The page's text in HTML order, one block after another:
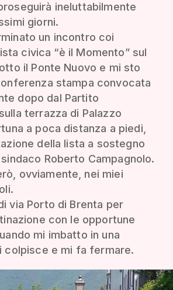
ineluttabilmente
giorni.
un incontro coi
civica “è il Momento” sul
il Ponte Nuovo e mi sto
stampa convocata
dopo dal Partito
terrazza di Palazzo
a poca distanza a piedi,
della lista a sostegno
Roberto Campagnolo.
ovviamente, nei miei
via Porto di Brenta per
con le opportune
mi imbatto in una
colpisce e mi fa fermare.